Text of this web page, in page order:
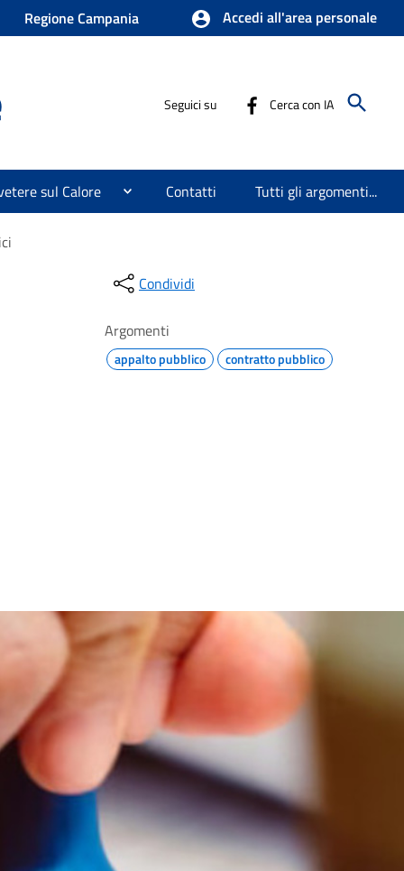
Regione Campania Accedi all'area personale
Seguici su Cerca con IA
sul Calore Contatti Tutti gli argomenti...
Condividi
Argomenti
appalto pubblico contratto pubblico